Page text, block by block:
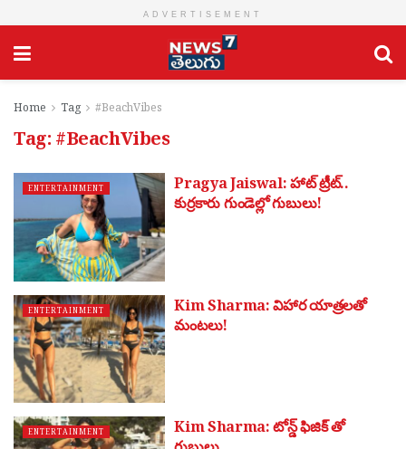
ADVERTISEMENT
Home Tag #BeachVibes
Tag: #BeachVibes
ENTERTAINMENT
Pragya Jaiswal: హాట్ ట్రీట్..
కుర్రకారు గుండెల్లో గుబులు!
ENTERTAINMENT
Kim Sharma: విహార యాత్ర‌ల‌తో
మంట‌లు!
ENTERTAINMENT
Kim Sharma: టోన్డ్ ఫిజిక్ తో